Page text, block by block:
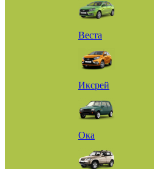
Веста
Иксрей
Ока